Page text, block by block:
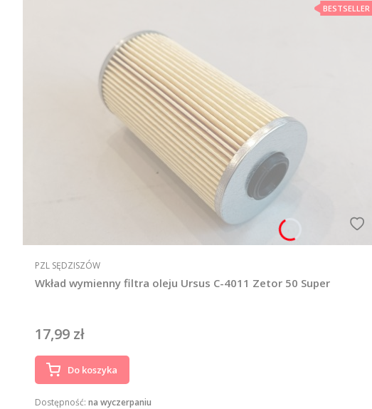
BESTSELLER
Wkład wymienny filtra oleju Ursus C-4011 Zetor 50 Super
PRODUCENT
PZL SĘDZISZÓW
Cena
17,99 zł
Do koszyka
Dostępność: na wyczerpaniu